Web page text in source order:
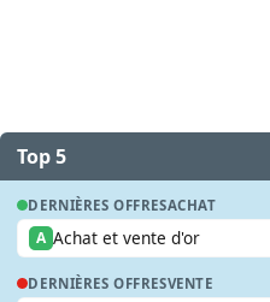
Top 5
DERNIÈRES OFFRESACHAT
A Achat et vente d'or
DERNIÈRES OFFRESVENTE